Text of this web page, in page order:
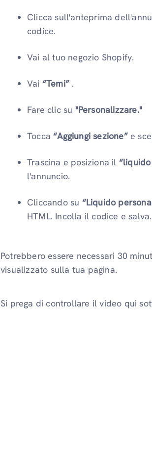
Clicca sull'anteprima
codice.
Vai al tuo negozio Shopify.
Vai “Temi” .
Fare clic su "Personalizzare."
Tocca “Aggiungi sezione”e
Trascina e posiziona il
l'annuncio.
Cliccando su “Liquido
HTML. Incolla il codice e salva.
Potrebbero essere necessari 30
visualizzato sulla tua pagina.
Si prega di controllare il video qui